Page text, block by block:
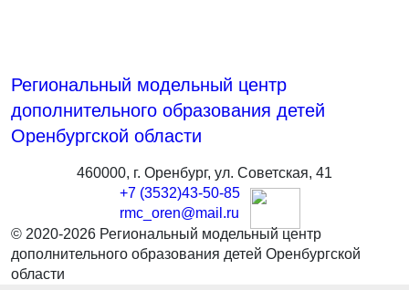
Региональный модельный центр
дополнительного образования детей
Оренбургской области
460000, г. Оренбург, ул. Советская, 41
+7 (3532)43-50-85
rmc_oren@mail.ru
© 2020-2026 Региональный модельный центр
дополнительного образования детей Оренбургской
области